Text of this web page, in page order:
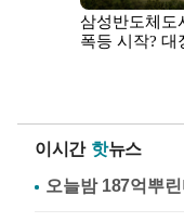
이시간 핫뉴스